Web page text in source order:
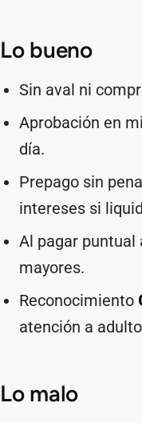
Lo bueno
Sin aval ni
Aprobación en
día.
Prepago sin
intereses si
Al pagar puntual
mayores.
Reconocimiento
atención a
Lo malo